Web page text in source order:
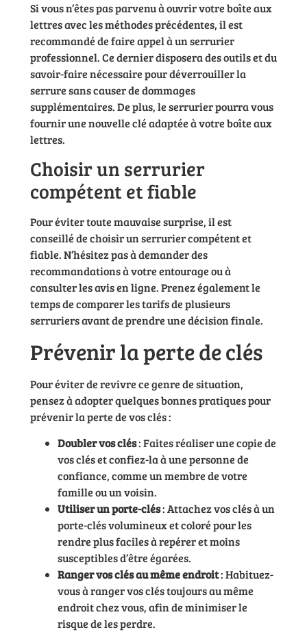
Si vous n’êtes pas parvenu à ouvrir votre boîte aux
lettres avec les méthodes précédentes, il est
recommandé de faire appel à un serrurier
professionnel. Ce dernier disposera des outils et du
savoir-faire nécessaire pour déverrouiller la
serrure sans causer de dommages
supplémentaires. De plus, le serrurier pourra vous
fournir une nouvelle clé adaptée à votre boîte aux
lettres.
Choisir un serrurier
compétent et fiable
Pour éviter toute mauvaise surprise, il est
conseillé de choisir un serrurier compétent et
fiable. N’hésitez pas à demander des
recommandations à votre entourage ou à
consulter les avis en ligne. Prenez également le
temps de comparer les tarifs de plusieurs
serruriers avant de prendre une décision finale.
Prévenir la perte de clés
Pour éviter de revivre ce genre de situation,
pensez à adopter quelques bonnes pratiques pour
prévenir la perte de vos clés :
Doubler vos clés: Faites réaliser une copie de
vos clés et confiez-la à une personne de
confiance, comme un membre de votre
famille ou un voisin.
Utiliser un porte-clés: Attachez vos clés à un
porte-clés volumineux et coloré pour les
rendre plus faciles à repérer et moins
susceptibles d’être égarées.
Ranger vos clés au même endroit: Habituez-
vous à ranger vos clés toujours au même
endroit chez vous, afin de minimiser le
risque de les perdre.